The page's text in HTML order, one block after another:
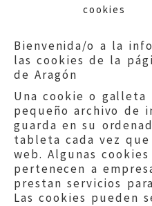
cookies
Bienvenida/o a la
las cookies de la
de Aragón
Una cookie o galleta
pequeño archivo de
guarda en su
tableta cada vez
web. Algunas
pertenecen a
prestan servicios
Las cookies pueden